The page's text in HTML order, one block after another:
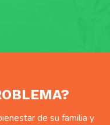
de su familia y